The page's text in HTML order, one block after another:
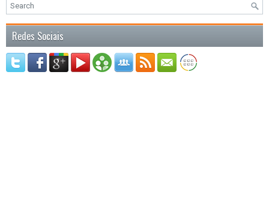
Redes Sociais